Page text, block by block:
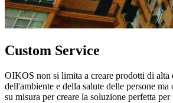
Custom Service
OIKOS non si limita a creare prodotti di alta
dell'ambiente e della salute delle persone
su misura per creare la soluzione perfetta per